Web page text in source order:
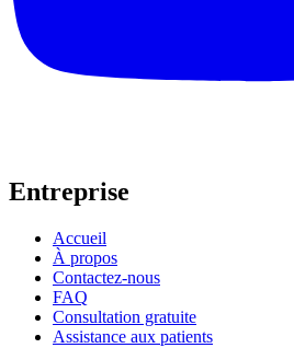
Entreprise
Accueil
À propos
Contactez-nous
FAQ
Consultation gratuite
Assistance aux patients